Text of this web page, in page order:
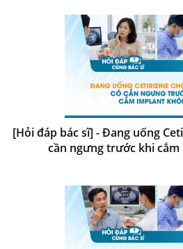
[Hỏi đáp bác sĩ] - Đang uống
cần ngưng trước khi